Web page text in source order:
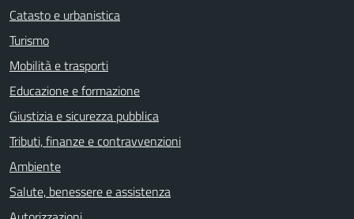
Catasto e urbanistica
Turismo
Mobilità e trasporti
Educazione e formazione
Giustizia e sicurezza pubblica
Tributi, finanze e contravvenzioni
Ambiente
Salute, benessere e assistenza